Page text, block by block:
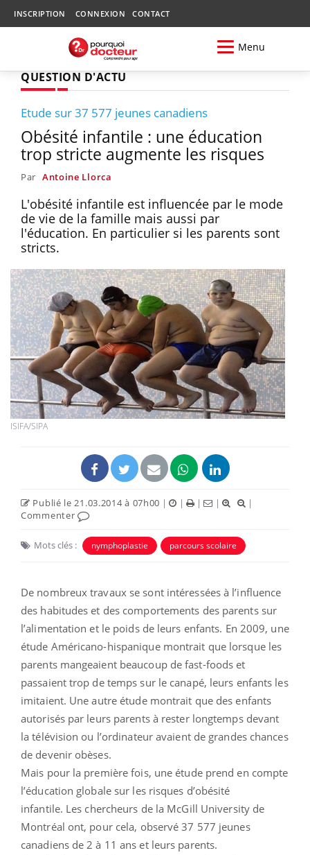
INSCRIPTION CONNEXION CONTACT
Menu
QUESTION D'ACTU
Etude sur 37 577 jeunes canadiens
Obésité infantile : une éducation
trop stricte augmente les risques
Par Antoine Llorca
L'obésité infantile est influencée par le mode
de vie de la famille mais aussi par
l'éducation. En particulier si les parents sont
stricts.
ISIFA/SIPA
Publié le 21.03.2014 à 07h00 | | | |
|
Commenter
Mots clés : nymphoplastie parcours scolaire
De nombreux travaux se sont intéressées à l’influence
des habitudes et des comportements des parents sur
l’alimentation et le poids de leurs enfants. En 2009, une
étude Américano-hispanique montrait que lorsque les
parents mangeaient beaucoup de fast-foods et
passaient trop de temps sur le canapé, leurs enfants les
imitaient. Une autre étude montrait que des enfants
autorisés par leurs parents à rester longtemps devant
la télévision ou l’ordinateur avaient de grandes chances
de devenir obèses.
Mais pour la première fois, une étude prend en compte
l’éducation globale sur les risques d’obésité
infantile. Les chercheurs de la McGill University de
Montréal ont, pour cela, observé 37 577 jeunes
canadiens de 2 à 11 ans et leurs parents.